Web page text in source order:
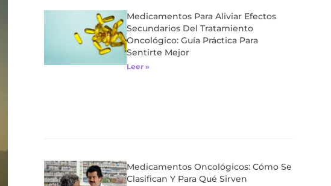
Medicamentos Para Aliviar Efectos
Secundarios Del Tratamiento
Oncológico: Guía Práctica Para
Sentirte Mejor
Leer »
Medicamentos Oncológicos: Cómo Se
Clasifican Y Para Qué Sirven